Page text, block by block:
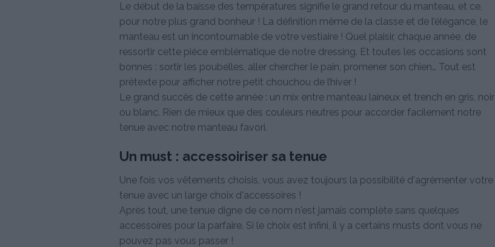
Le début de la baisse des températures signifie le grand retour du manteau, et ce,
pour notre plus grand bonheur ! La définition même de la classe et de l’élégance, le
manteau est un incontournable de votre vestiaire ! Quel plaisir, chaque année, de
ressortir cette pièce emblématique de notre dressing. Et toutes les occasions sont
bonnes : sortir les poubelles, aller chercher le pain, promener son chien… Tout est
prétexte pour afficher notre petit chouchou de l’hiver !
Le grand succès de cette année : un mix entre manteau laineux et trench en gris, noir
ou blanc. Rien de mieux que des couleurs neutres pour accorder facilement notre
tenue avec notre manteau favori.
Un must : accessoiriser sa tenue
Une fois vos vêtements choisis, vous avez toujours la possibilité d'agrémenter votre
tenue avec un large choix d'accessoires !
Après tout, une tenue digne de ce nom n'est jamais complète sans quelques
accessoires pour la parfaire. Si le choix est infini, il y a certains musts dont vous ne
pouvez pas vous passer !